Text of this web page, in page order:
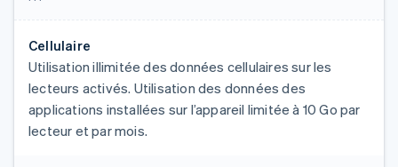
Cellulaire
Utilisation illimitée des données cellulaires sur les
lecteurs activés. Utilisation des données des
applications installées sur l’appareil limitée à 10 Go par
lecteur et par mois.